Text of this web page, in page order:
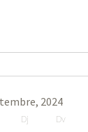
2024
Dj Dv